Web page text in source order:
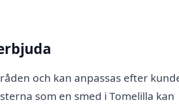
och kan anpassas efter
som en smed i Tomelilla kan